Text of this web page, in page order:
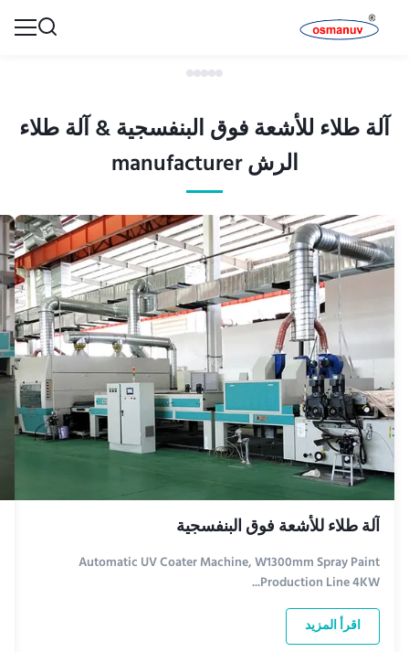
آلة طلاء للأشعة فوق البنفسجية & آلة طلاء
الرش manufacturer
آلة طلاء للأشعة فوق البنفسجية
Automatic UV Coater Machine, W1300mm Spray Paint
Production Line 4KW...
اقرأ المزيد